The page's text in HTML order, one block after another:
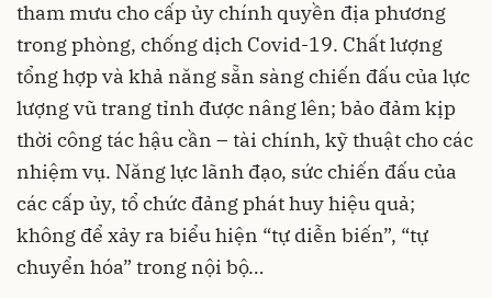
tham mưu cho cấp ủy chính quyền địa phương
trong phòng, chống dịch Covid-19. Chất lượng
tổng hợp và khả năng sẵn sàng chiến đấu của lực
lượng vũ trang tỉnh được nâng lên; bảo đảm kịp
thời công tác hậu cần – tài chính, kỹ thuật cho các
nhiệm vụ. Năng lực lãnh đạo, sức chiến đấu của
các cấp ủy, tổ chức đảng phát huy hiệu quả;
không để xảy ra biểu hiện “tự diễn biến”, “tự
chuyển hóa” trong nội bộ…